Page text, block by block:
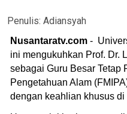
Penulis: Adiansyah
Nusantaratv.com -
ini mengukuhkan Prof. Dr.
sebagai Guru Besar Tetap
Pengetahuan Alam
dengan keahlian khusus